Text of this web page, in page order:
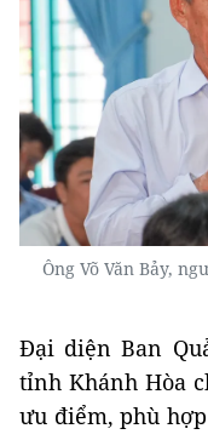
Ông Võ Văn Bảy,
Đại diện Ban
tỉnh Khánh Hòa
ưu điểm, phù